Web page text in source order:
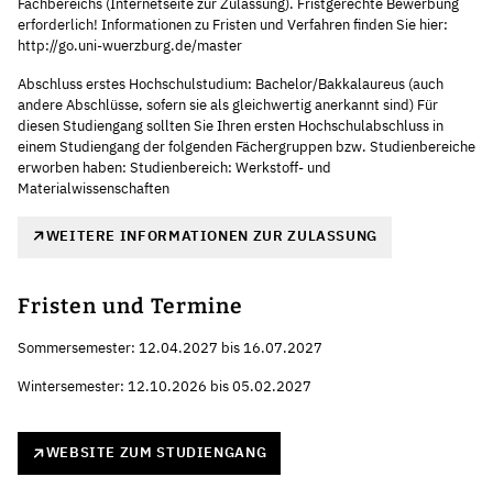
erforderlich! Informationen zu Fristen und Verfahren finden Sie hier:
http://go.uni-wuerzburg.de/master
Abschluss erstes Hochschulstudium: Bachelor/Bakkalaureus (auch
andere Abschlüsse, sofern sie als gleichwertig anerkannt sind) Für
diesen Studiengang sollten Sie Ihren ersten Hochschulabschluss in
einem Studiengang der folgenden Fächergruppen bzw. Studienbereiche
erworben haben: Studienbereich: Werkstoff- und
Materialwissenschaften
WEITERE INFORMATIONEN ZUR ZULASSUNG
Fristen und Termine
Sommersemester: 12.04.2027 bis 16.07.2027
Wintersemester: 12.10.2026 bis 05.02.2027
WEBSITE ZUM STUDIENGANG